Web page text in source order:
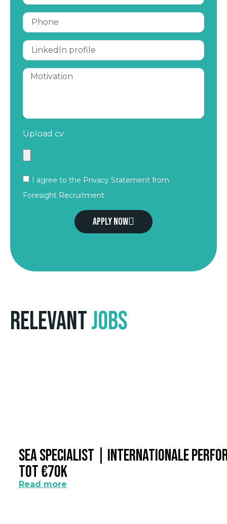
Upload cv
I agree to the Privacy Statement from
Foresight Recruitment
Apply now
RelevantJobs
SEA Specialist | Internationale
Tot €70k
Read more